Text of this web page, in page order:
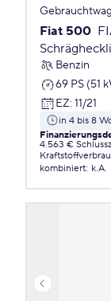
Fiat 500
Benzin
69 PS (51
EZ: 11/21
in 4 bis 8
4.563 €
kombiniert: k.A.